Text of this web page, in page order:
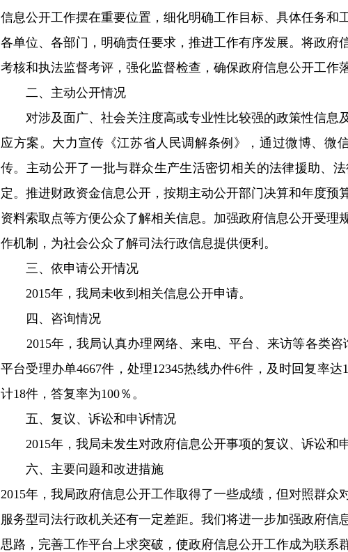
信息公开工作摆在重要位置，细化明确工作目标、具体任务和
各单位、各部门，明确责任要求，推进工作有序发展。将政府
考核和执法监督考评，强化监督检查，确保政府信息公开工作
二、主动公开情况
对涉及面广、社会关注度高或专业性比较强的政策性信息
应方案。大力宣传《江苏省人民调解条例》，通过微博、微
传。主动公开了一批与群众生产生活密切相关的法律援助、
定。推进财政资金信息公开，按期主动公开部门决算和年度预
资料索取点等方便公众了解相关信息。加强政府信息公开受
作机制，为社会公众了解司法行政信息提供便利。
三、依申请公开情况
2015年，我局未收到相关信息公开申请。
四、咨询情况
2015年，我局认真办理网络、来电、平台、来访等各类
平台受理办单4667件，处理12345热线办件6件，及时回复率达
计18件，答复率为100％。
五、复议、诉讼和申诉情况
2015年，我局未发生对政府信息公开事项的复议、诉讼和
六、主要问题和改进措施
2015年，我局政府信息公开工作取得了一些成绩，但对照群众
服务型司法行政机关还有一定差距。我们将进一步加强政府
思路，完善工作平台上求突破，使政府信息公开工作成为联系